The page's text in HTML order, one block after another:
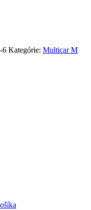
6 Kategórie: Multicar M